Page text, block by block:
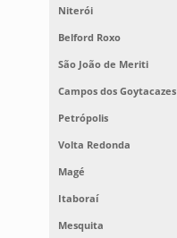
Niterói
Belford Roxo
São João de Meriti
Campos dos Goytacazes
Petrópolis
Volta Redonda
Magé
Itaboraí
Mesquita